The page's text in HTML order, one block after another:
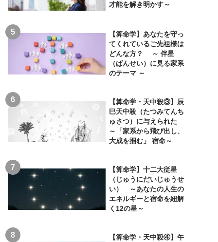
才能を解き明かす～
【算命学】あなたを守っ
てくれているご先祖様は
どんな方？ ～ 伴星
（ばんせい）に見る家系
のテーマ ～
【算命学・天中殺③】辰
巳天中殺（たつみてんち
ゅさつ）に与えられた
～「家系から飛び出し、
大成を掴む」 宿命～
【算命学】十二大従星
（じゅうにだいじゅうせ
い） ～あなたの人生の
エネルギーと宿命を紐解
く12の星～
【算命学・天中殺④】午